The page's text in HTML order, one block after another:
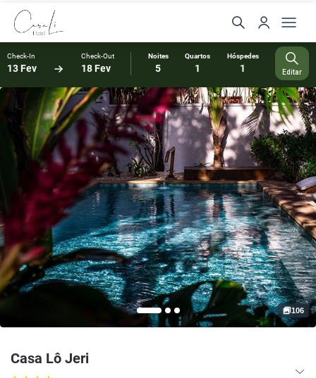
Check-In
13 Fev
Check-Out
18 Fev
Noites
5
Quartos
1
Hóspedes
1 Editar
Casa Lô Jeri
106